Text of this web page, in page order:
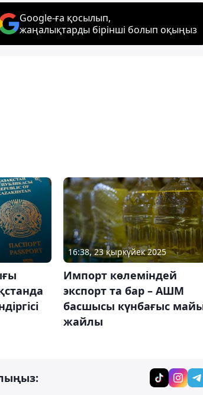
Google-ға қосылып,
жаңалықтарды бірінші болып оқыңыз
16:38, 23 қыркүйек 2025
Импорт көлеміндей
экспорт та бар – АШМ
басшысы күнбағыс
жайлы